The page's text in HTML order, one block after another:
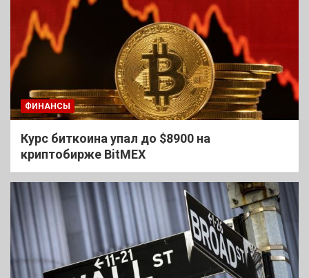
ФИНАНСЫ
Курс биткоина упал до $8900 на
криптобирже BitMEX